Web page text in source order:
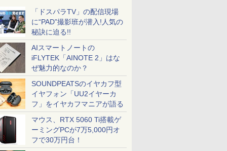
「ドスパラTV」の配信現場
に“PAD”撮影班が潜入!人気の
秘訣に迫る!!
AIスマートノートの
iFLYTEK「AINOTE 2」はな
ぜ魅力的なのか？
SOUNDPEATSのイヤカフ型
イヤフォン「UU2イヤーカ
フ」をイヤカフマニアが語る
マウス、RTX 5060 Ti搭載ゲ
ーミングPCが7万5,000円オ
フで30万円台！